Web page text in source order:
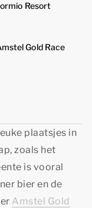
Resort
Gold Race
plaatsjes in
zoals het
is vooral
bier en de
Amstel Gold